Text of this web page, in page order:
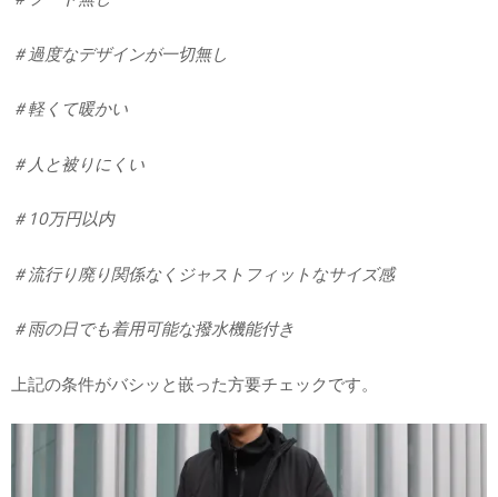
＃過度なデザインが一切無し
＃軽くて暖かい
＃人と被りにくい
＃10万円以内
＃流行り廃り関係なくジャストフィットなサイズ感
＃雨の日でも着用可能な撥水機能付き
上記の条件がバシッと嵌った方要チェックです。